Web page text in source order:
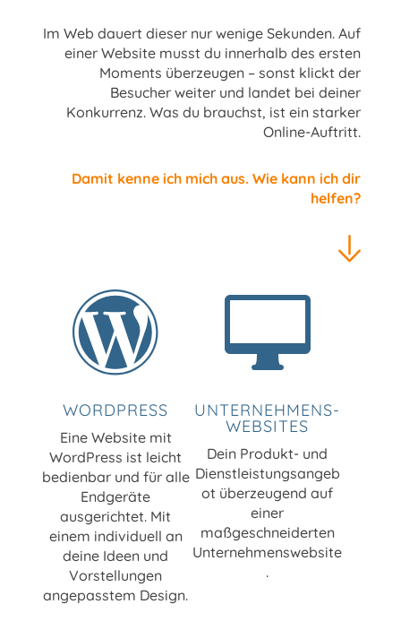
Im Web dauert dieser nur wenige Sekunden. Auf
einer Website musst du innerhalb des ersten
Moments überzeugen – sonst klickt der
Besucher weiter und landet bei deiner
Konkurrenz. Was du brauchst, ist ein starker
Online-Auftritt.
Damit kenne ich mich aus. Wie kann ich dir
helfen?
WORDPRESS
Eine Website mit
WordPress ist leicht
bedienbar und für alle
Endgeräte
ausgerichtet. Mit
einem individuell an
deine Ideen und
Vorstellungen
angepasstem Design.

UNTERNEHMENS-
WEBSITES
Dein Produkt- und
Dienstleistungsangeb
ot überzeugend auf
einer
maßgeschneiderten
Unternehmenswebsite
.